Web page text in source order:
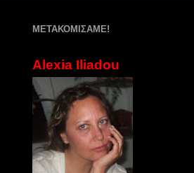
ΜΕΤΑΚΟΜΙΣΑΜΕ!
Alexia Iliadou